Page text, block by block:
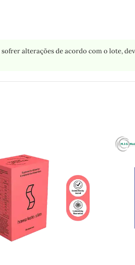
alterações de acordo com o lote,